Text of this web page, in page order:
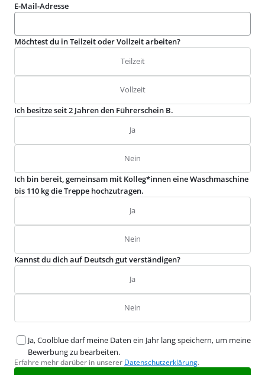
E-Mail-Adresse
Möchtest du in Teilzeit oder Vollzeit arbeiten?
Teilzeit
Vollzeit
Ich besitze seit 2 Jahren den Führerschein B.
Ja
Nein
Ich bin bereit, gemeinsam mit Kolleg*innen eine Waschmaschine
bis 110 kg die Treppe hochzutragen.
Ja
Nein
Kannst du dich auf Deutsch gut verständigen?
Ja
Nein
Ja, Coolblue darf meine Daten ein Jahr lang speichern, um meine
Bewerbung zu bearbeiten.
Erfahre mehr darüber in unserer Datenschutzerklärung.